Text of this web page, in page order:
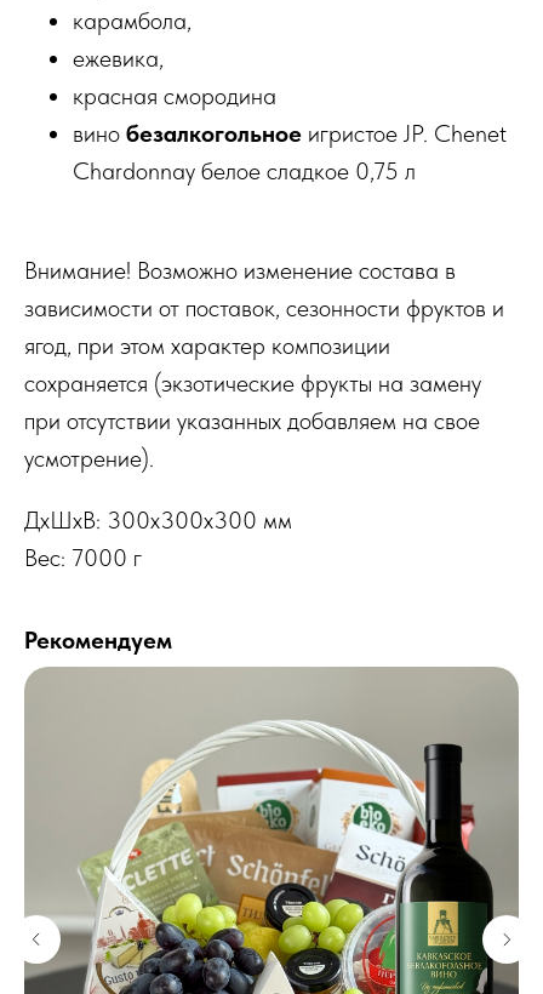
карамбола,
ежевика,
красная смородина
вино безалкогольное игристое JP. Chenet
Chardonnay белое сладкое 0,75 л
Внимание! Возможно изменение состава в
зависимости от поставок, сезонности фруктов и
ягод, при этом характер композиции
сохраняется (экзотические фрукты на замену
при отсутствии указанных добавляем на свое
усмотрение).
ДxШxВ: 300x300x300 мм
Вес: 7000 г
Рекомендуем